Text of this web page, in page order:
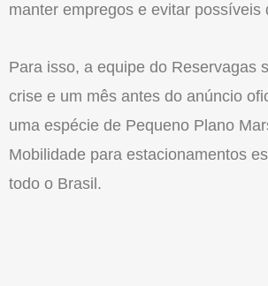
manter empregos e evitar possíveis
Para isso, a equipe do Reservagas
crise e um mês antes do anúncio
uma espécie de Pequeno Plano
Mobilidade para estacionamentos
todo o Brasil.